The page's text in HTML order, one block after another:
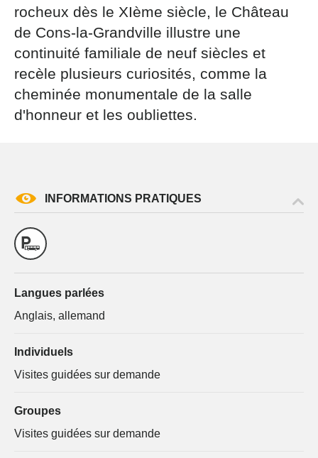
rocheux dès le XIème siècle, le Château
de Cons-la-Grandville illustre une
continuité familiale de neuf siècles et
recèle plusieurs curiosités, comme la
cheminée monumentale de la salle
d'honneur et les oubliettes.
INFORMATIONS PRATIQUES
Langues parlées
Anglais, allemand
Individuels
Visites guidées sur demande
Groupes
Visites guidées sur demande
demande par courriel à tourisme@departement54.fr ou
par courrier signé accompagné de la copie d’un titre
d’identité à l’adresse suivante : Meurthe & Moselle
Tourisme - 48 esplanade Jacques-Baudot CO 90019
54035 NANCY cedex
reCAPTCHA